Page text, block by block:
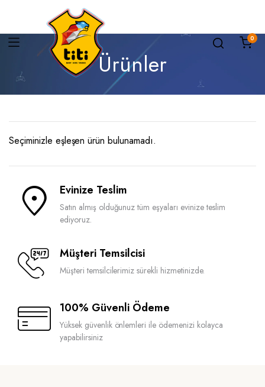
0
Ürünler
Seçiminizle eşleşen ürün bulunamadı.
Evinize Teslim
Satın almış olduğunuz tüm eşyaları evinize teslim
ediyoruz.
Müşteri Temsilcisi
Müşteri temsilcilerimiz sürekli hizmetinizde.
100% Güvenli Ödeme
Yüksek güvenlik önlemleri ile ödemenizi kolayca
yapabilirsiniz